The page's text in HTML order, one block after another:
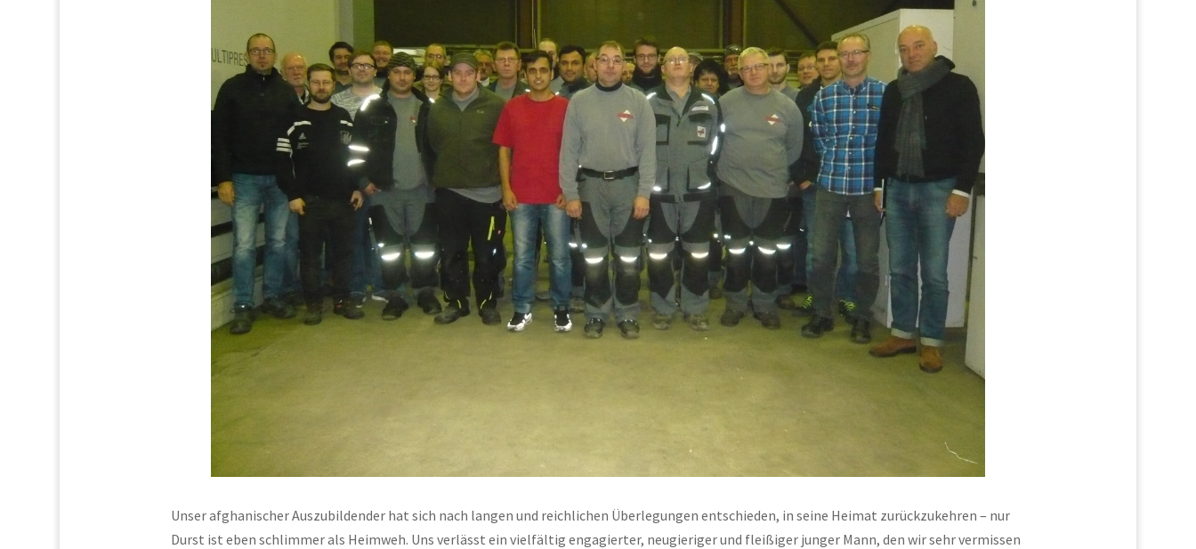
Unser afghanischer Auszubildender hat sich nach langen und reichlichen Überlegungen entschieden, in seine Heimat zurückzukehren – nur
Durst ist eben schlimmer als Heimweh. Uns verlässt ein vielfältig engagierter, neugieriger und fleißiger junger Mann, den wir sehr vermissen